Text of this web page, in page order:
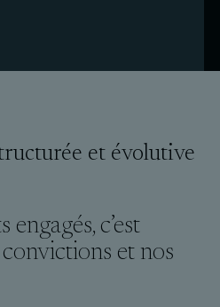
et évolutive
engagés, c’est
et nos